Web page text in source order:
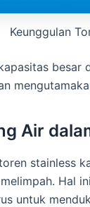
Keunggulan
besar
Air
stainless
Hal
untuk